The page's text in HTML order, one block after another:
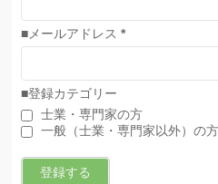
■メールアドレス*
■登録カテゴリー
士業・専門家の方
一般（士業・専門家以外）の方